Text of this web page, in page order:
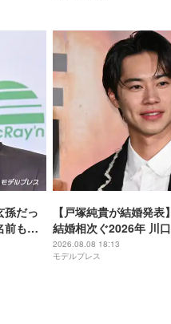
孫だっ
前も先
【戸塚純貴が結婚発
結婚相次ぐ2026年 川
手・田中みな実＆亀梨
＆中島裕翔ほか
2026.08.08 18:13
モデルプレス